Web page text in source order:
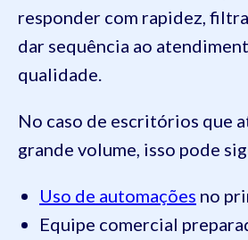
responder com rapidez,
dar sequência ao
qualidade.
No caso de escritórios que
grande volume, isso pode
Uso de automações no
Equipe comercial